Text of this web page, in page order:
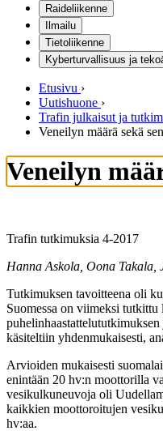
Raideliikenne
Ilmailu
Tietoliikenne
Kyberturvallisuus ja
Etusivu ›
Uutishuone ›
Trafin julkaisut ja
Veneilyn määrä sekä
Veneilyn
Trafin tutkimuksia 4-2017
Hanna Askola, Oona Takala,
Tutkimuksen tavoitteena oli
Suomessa on viimeksi
käsiteltiin yhdenmukaisesti,
Arvioiden mukaisesti
enintään 20 hv:n moottorilla
vesikulkuneuvoja oli
kaikkien moottoroitujen
hv:aa.